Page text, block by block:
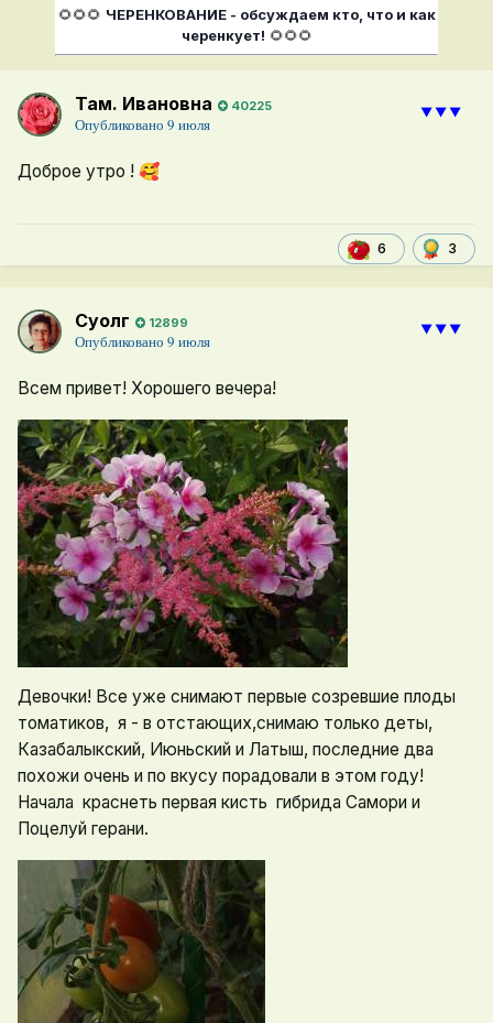
🌻🌻🌻 ЧЕРЕНКОВАНИЕ - обсуждаем кто, что и как
черенкует! 🌻🌻🌻
Там. Ивановна 40225
Опубликовано 9 июля
⯆⯆⯆
Доброе утро ! 🥰
6 3
Суолг 12899
Опубликовано 9 июля
⯆⯆⯆
Всем привет! Хорошего вечера!
Девочки! Все уже снимают первые созревшие плоды
томатиков, я - в отстающих,снимаю только деты,
Казабалыкский, Июньский и Латыш, последние два
похожи очень и по вкусу порадовали в этом году!
Начала краснеть первая кисть гибрида Самори и
Поцелуй герани.